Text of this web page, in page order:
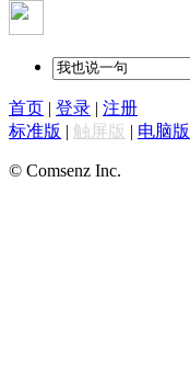
首页 | 登录 | 注册
标准版 | 触屏版 | 电脑版
© Comsenz Inc.